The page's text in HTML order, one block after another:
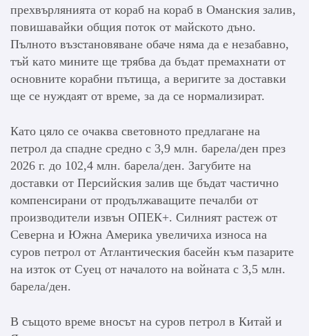
прехвърлянията от кораб на кораб в Оманския залив,
повишавайки общия поток от майското дъно.
Пълното възстановяване обаче няма да е незабавно,
тъй като мините ще трябва да бъдат премахнати от
основните корабни пътища, а веригите за доставки
ще се нуждаят от време, за да се нормализират.
Като цяло се очаква световното предлагане на
петрол да спадне средно с 3,9 млн. барела/ден през
2026 г. до 102,4 млн. барела/ден. Загубите на
доставки от Персийския залив ще бъдат частично
компенсирани от продължаващите печалби от
производители извън ОПЕК+. Силният растеж от
Северна и Южна Америка увеличиха износа на
суров петрол от Атлантическия басейн към пазарите
на изток от Суец от началото на войната с 3,5 млн.
барела/ден.
В същото време вносът на суров петрол в Китай и